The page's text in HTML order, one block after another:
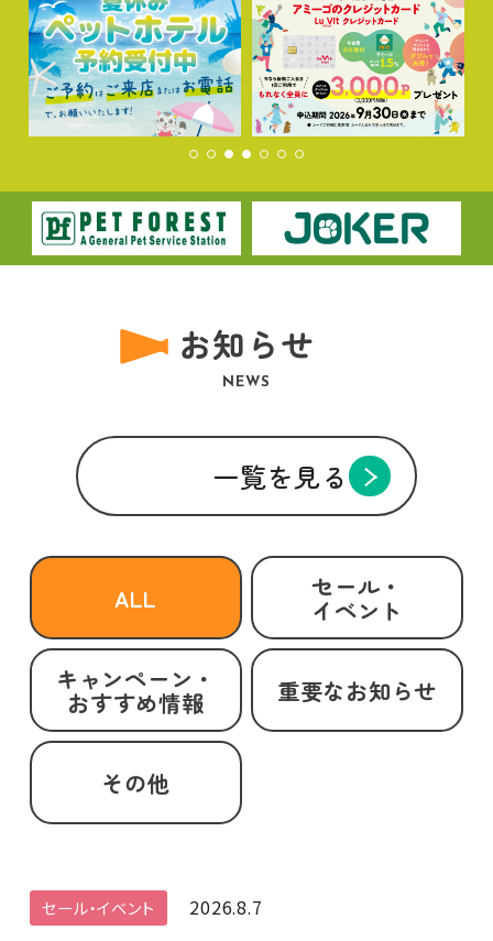
お知らせ
NEWS
一覧を見る
ALL セール・
イベント
キャンペーン・
おすすめ情報 重要なお知らせ
その他
セール・イベント
2026.8.7